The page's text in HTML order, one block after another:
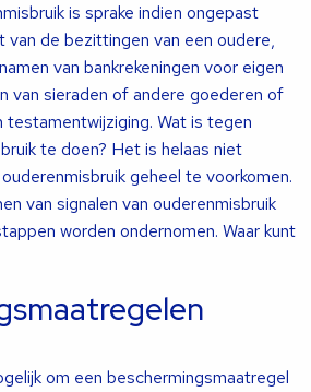
is sprake indien ongepast
van de bezittingen van een oudere,
van bankrekeningen voor eigen
van sieraden of andere goederen of
testamentwijziging. Wat is tegen
te doen? Het is helaas niet
geheel te voorkomen.
van signalen van ouderenmisbruik
worden ondernomen. Waar kunt
om een beschermingsmaatregel